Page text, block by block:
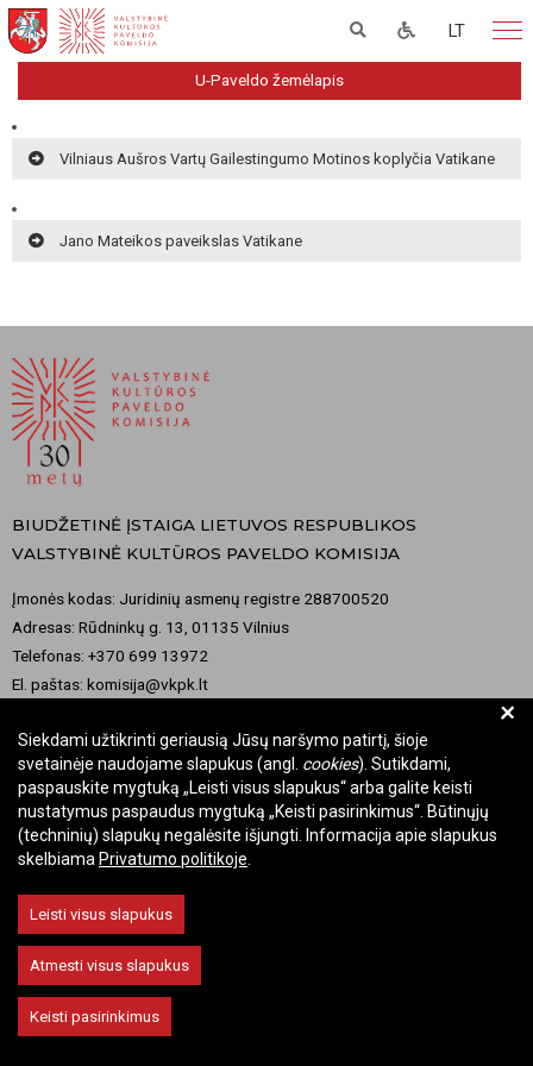
LT
U-Paveldo žemėlapis
Vilniaus Aušros Vartų Gailestingumo Motinos koplyčia Vatikane
Jano Mateikos paveikslas Vatikane
BIUDŽETINĖ ĮSTAIGA LIETUVOS RESPUBLIKOS
VALSTYBINĖ KULTŪROS PAVELDO KOMISIJA
Įmonės kodas: Juridinių asmenų registre 288700520
Adresas: Rūdninkų g. 13, 01135 Vilnius
Telefonas: +370 699 13972
El. paštas: komisija@vkpk.lt
© 2026 Valstybinė kultūros paveldo komisija. Visos teisės saugomos.
Keisti slapukų nustatymus
+
Siekdami užtikrinti geriausią Jūsų naršymo patirtį, šioje
svetainėje naudojame slapukus (angl. cookies). Sutikdami,
paspauskite mygtuką „Leisti visus slapukus“ arba galite keisti
nustatymus paspaudus mygtuką „Keisti pasirinkimus“. Būtinųjų
(techninių) slapukų negalėsite išjungti. Informacija apie slapukus
skelbiama Privatumo politikoje
Leisti visus slapukus
Atmesti visus slapukus
Keisti pasirinkimus